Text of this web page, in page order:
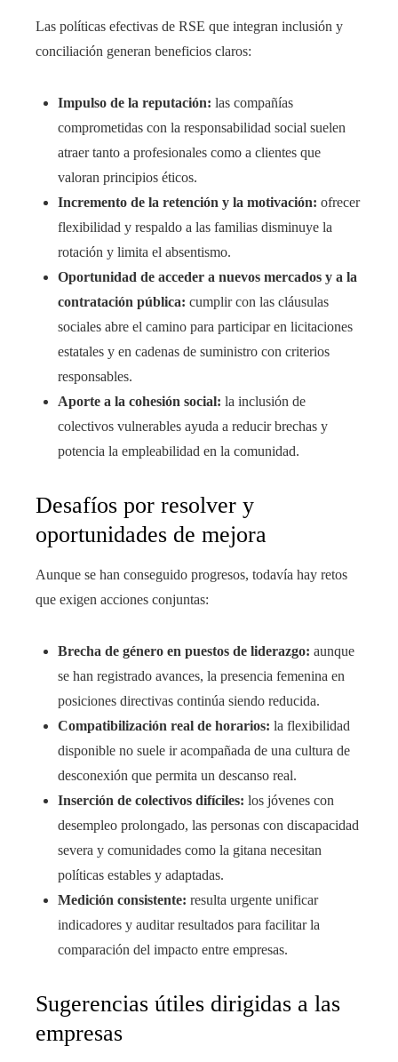
Las políticas efectivas de RSE que integran inclusión y
conciliación generan beneficios claros:
Impulso de la reputación: las compañías
comprometidas con la responsabilidad social suelen
atraer tanto a profesionales como a clientes que
valoran principios éticos.
Incremento de la retención y la motivación: ofrecer
flexibilidad y respaldo a las familias disminuye la
rotación y limita el absentismo.
Oportunidad de acceder a nuevos mercados y a la
contratación pública: cumplir con las cláusulas
sociales abre el camino para participar en licitaciones
estatales y en cadenas de suministro con criterios
responsables.
Aporte a la cohesión social: la inclusión de
colectivos vulnerables ayuda a reducir brechas y
potencia la empleabilidad en la comunidad.
Desafíos por resolver y
oportunidades de mejora
Aunque se han conseguido progresos, todavía hay retos
que exigen acciones conjuntas:
Brecha de género en puestos de liderazgo: aunque
se han registrado avances, la presencia femenina en
posiciones directivas continúa siendo reducida.
Compatibilización real de horarios: la flexibilidad
disponible no suele ir acompañada de una cultura de
desconexión que permita un descanso real.
Inserción de colectivos difíciles: los jóvenes con
desempleo prolongado, las personas con discapacidad
severa y comunidades como la gitana necesitan
políticas estables y adaptadas.
Medición consistente: resulta urgente unificar
indicadores y auditar resultados para facilitar la
comparación del impacto entre empresas.
Sugerencias útiles dirigidas a las
empresas